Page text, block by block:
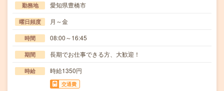
勤務地 愛知県豊橋市
曜日頻度 月～金
時間 08:00～16:45
期間 長期でお仕事できる方、大歓迎！
時給 時給1350円
交通費